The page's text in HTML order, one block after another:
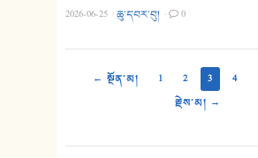
2026-06-25 ·ཆུ་དབར་བུ། · 0
← སྔོན་མ། 1 2 3 4
རྗེས་མ། →